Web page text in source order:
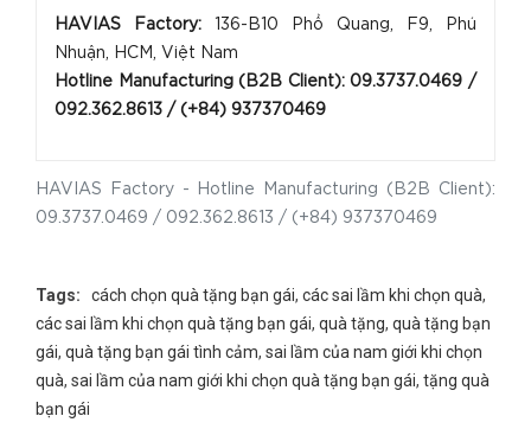
HAVIAS Factory - Hotline Manufacturing (B2B Client):
09.3737.0469 / 092.362.8613 / (+84) 937370469
HAVIAS Factory:
136-B10 Phổ Quang, F9, Phú
Nhuận, HCM, Việt Nam
Hotline Manufacturing (B2B Client): 09.3737.0469 /
092.362.8613 / (+84) 937370469
Tags: cách chọn quà tặng bạn gái, các sai lầm khi chọn quà,
các sai lầm khi chọn quà tặng bạn gái, quà tặng, quà tặng bạn
gái, quà tặng bạn gái tình cảm, sai lầm của nam giới khi chọn
quà, sai lầm của nam giới khi chọn quà tặng bạn gái, tặng quà
bạn gái